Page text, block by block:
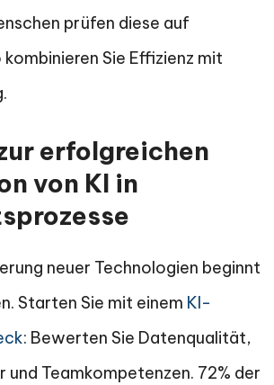
prüfen diese auf
Sie Effizienz mit
erfolgreichen
von KI in
neuer Technologien beginnt
Starten Sie mit einem KI-
: Bewerten Sie Datenqualität,
Teamkompetenzen. 72% der